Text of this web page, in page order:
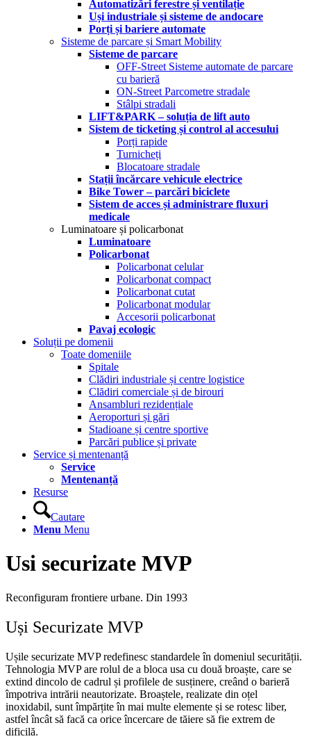
Automatizări ferestre și ventilație
Uși industriale și sisteme de andocare
Porți și bariere automate
Sisteme de parcare și Smart Mobility
Sisteme de parcare
OFF-Street Sisteme automate de parcare
cu barieră
ON-Street Parcometre stradale
Stâlpi stradali
LIFT&PARK – soluția de lift auto
Sistem de ticketing și control al accesului
Porți rapide
Turnicheți
Blocatoare stradale
Stații încărcare vehicule electrice
Bike Tower – parcări biciclete
Sistem de acces și administrare fluxuri
medicale
Luminatoare și policarbonat
Luminatoare
Policarbonat
Policarbonat celular
Policarbonat compact
Policarbonat cutat
Policarbonat modular
Accesorii policarbonat
Pavaj ecologic
Soluții pe domenii
Toate domeniile
Spitale
Clădiri industriale și centre logistice
Clădiri comerciale și de birouri
Ansambluri rezidențiale
Aeroporturi și gări
Stadioane și centre sportive
Parcări publice și private
Service și mentenanță
Service
Mentenanță
Resurse
Cautare
Menu Menu
Usi securizate MVP
Reconfiguram frontiere urbane. Din 1993
Uși Securizate MVP
Ușile securizate MVP redefinesc standardele în domeniul securității.
Tehnologia MVP are rolul de a bloca usa cu două broaște, care se
extind dincolo de cadrul și profilele de susținere, creând o barieră
împotriva intrării neautorizate. Broaștele, realizate din oțel
inoxidabil, sunt împărțite în mai multe elemente și se rotesc liber,
astfel încât să facă ca orice încercare de tăiere să fie extrem de
dificilă.